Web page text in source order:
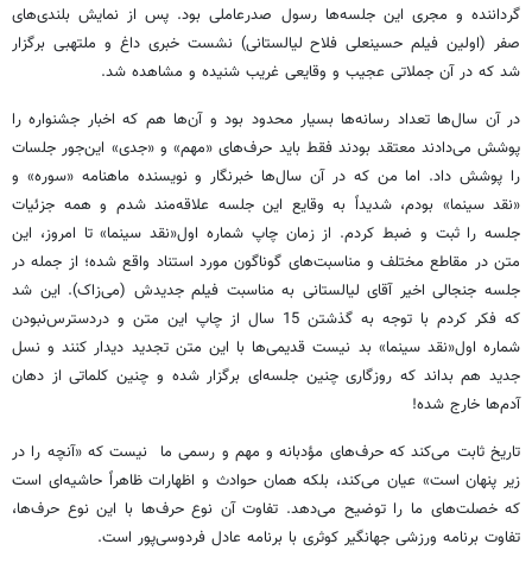
گرداننده و مجری این جلسهها رسول صدرعاملی بود. پس از نمایش بلندیهای
صفر (اولین فیلم حسینعلی فلاح لیالستانی) نشست خبری داغ و ملتهبی برگزار
شد که در آن جملاتی عجیب و وقایعی غریب شنیده و مشاهده شد.
در آن سالها تعداد رسانهها بسیار محدود بود و آنها هم که اخبار جشنواره را
پوشش میدادند معتقد بودند فقط باید حرفهای«مهم» و «جدی» اینجور جلسات
را پوشش داد. اما من که در آن‌ سالها خبرنگار و نویسنده ماهنامه «سوره» و
«نقد سینما» بودم، شدیداً به وقایع این جلسه علاقهمند شدم و همه جزئیات
جلسه را ثبت و ضبط کردم. از زمان چاپ شماره اول«نقد سینما»تا امروز، این
متن در مقاطع مختلف و مناسبتهای گوناگون مورد استناد واقع شده؛ از جمله در
جلسه جنجالی اخیر آقای لیالستانی به مناسبت فیلم جدیدش (میزاک). این شد
که فکر کردم با توجه به گذشتن سال از چاپ این متن و دردسترسنبودن
شماره اول«نقد سینما» بد نیست قدیمیها با این متن تجدید دیدار کنند و نسل
جدید هم بداند که روزگاری چنین جلسهای برگزار شده و چنین کلماتی از دهان
آدمها خارج شده!
تاریخ ثابت میکند که حرفهای مؤدبانه و مهم و رسمی ما نیست که «آنچه را در
زیر پنهان است» عیان میکند، بلکه همان حوادث و اظهارات ظاهراً حاشیهای است
که خصلتهای ما را توضیح میدهد. تفاوت آن نوع حرفها با این نوع حرفها،
تفاوت برنامه ورزشی جهانگیر کوثری با برنامه عادل فردوسیپور است.